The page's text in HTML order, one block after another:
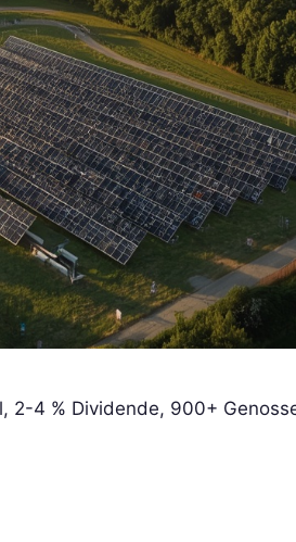
4 % Dividende, 900+